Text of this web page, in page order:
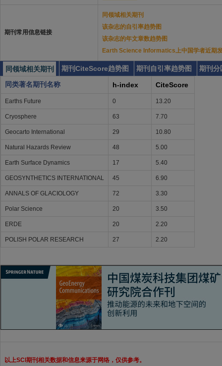
期刊常用信息链接
同领域相关期刊
该杂志的自引率趋势图
该杂志的年文章数趋势图
Earth Science Informatics上中国学者近期
同领域相关期刊 期刊CiteScore趋势图 期刊自引率趋势图
期刊分
同类著名期刊名称
h-index CiteScore
Earths Future 0 13.20
Cryosphere 63 7.70
Geocarto International 29 10.80
Natural Hazards Review 48 5.00
Earth Surface Dynamics 17 5.40
GEOSYNTHETICS INTERNATIONAL 45 6.90
ANNALS OF GLACIOLOGY 72 3.30
Polar Science 20 3.50
ERDE 20 2.20
POLISH POLAR RESEARCH 27 2.20
以上SCI期刊相关数据和信息来源于网络，仅供参考。